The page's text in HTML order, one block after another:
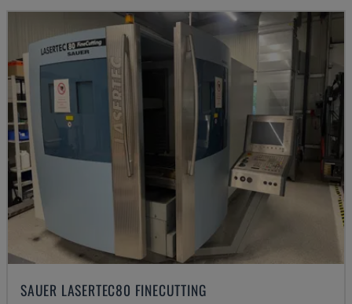
SAUER LASERTEC80 FINECUTTING